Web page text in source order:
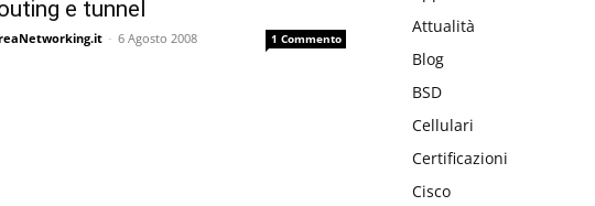
e tunnel
- 6 Agosto 2008 1 Commento
Attualità
Blog
BSD
Cellulari
Certificazioni
Cisco